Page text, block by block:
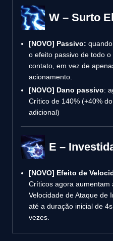
W – Surto
[NOVO] Passivo:
o efeito passivo de todo
contato, em vez de
acionamento.
[NOVO] Dano passivo:
Crítico de 140% (+40%
adicional)
E –
[NOVO] Efeito de
Críticos agora aumentam
Velocidade de Ataque de
até a duração inicial de
vezes.